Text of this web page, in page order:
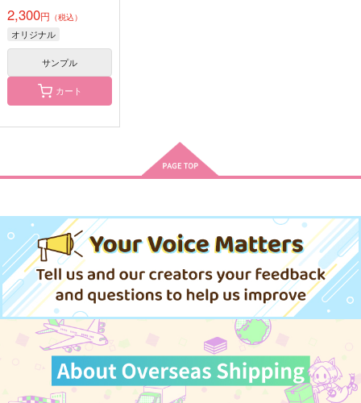
2,300円 （税込）
オリジナル
サンプル
カート